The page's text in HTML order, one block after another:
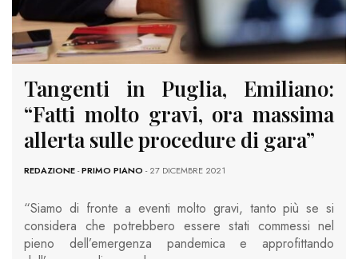
Tangenti in Puglia, Emiliano:
“Fatti molto gravi, ora massima
allerta sulle procedure di gara”
REDAZIONE-PRIMO PIANO - 27 DICEMBRE 2021
“Siamo di fronte a eventi molto gravi, tanto più se si
considera che potrebbero essere stati commessi nel
pieno dell’emergenza pandemica e approfittando